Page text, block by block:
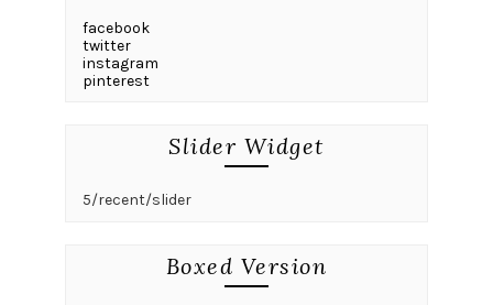
facebook
twitter
instagram
pinterest
Slider Widget
5/recent/slider
Boxed Version